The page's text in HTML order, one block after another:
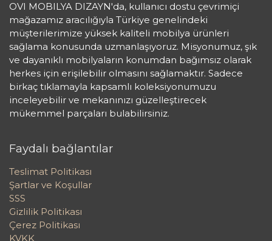
OVI MOBILYA DIZAYN'da, kullanıcı dostu çevrimiçi
mağazamız aracılığıyla Türkiye genelindeki
müşterilerimize yüksek kaliteli mobilya ürünleri
sağlama konusunda uzmanlaşıyoruz. Misyonumuz, şık
ve dayanıklı mobilyaların konumdan bağımsız olarak
herkes için erişilebilir olmasını sağlamaktır. Sadece
birkaç tıklamayla kapsamlı koleksiyonumuzu
inceleyebilir ve mekanınızı güzelleştirecek
mükemmel parçaları bulabilirsiniz.
Faydalı bağlantılar
Teslimat Politikası
Şartlar ve Koşullar
SSS
Gizlilik Politikası
Çerez Politikası
KVKK